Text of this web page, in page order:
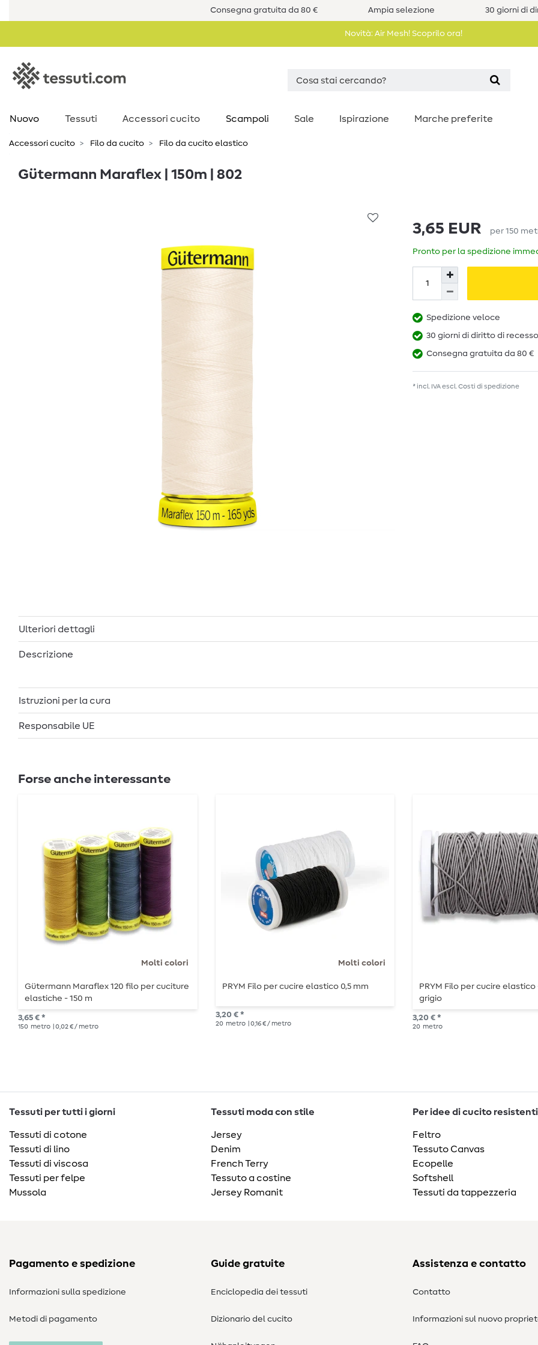
Consegna gratuita da 80 € Ampia selezione 30 giorni di
Novità: Air Mesh! Scoprilo ora!
Nuovo Tessuti Accessori cucito Scampoli Sale Ispirazione Marche preferite
Accessori cucito Filo da cucito Filo da cucito elastico
Gütermann Maraflex | 150m | 802
3,65 EUR per 150
Pronto per la spedizione
Spedizione veloce
30 giorni di diritto di recesso
Consegna gratuita da 80 €
* incl. IVA escl. Costi di spedizione
Ulteriori dettagli
Descrizione
Istruzioni per la cura
Responsabile UE
Forse anche interessante
Molti colori
Gütermann Maraflex 120 filo per cuciture
elastiche - 150 m
3,65 € *
150 metro | 0,02 € / metro
Molti colori
PRYM Filo per cucire elastico 0,5 mm
3,20 € *
20 metro | 0,16 € / metro
PRYM Filo per cucire elastico
grigio
3,20 € *
20 metro
Tessuti per tutti i giorni
Tessuti di cotone
Tessuti di lino
Tessuti di viscosa
Tessuti per felpe
Mussola
Tessuti moda con stile
Jersey
Denim
French Terry
Tessuto a costine
Jersey Romanit
Per idee di cucito resistenti
Feltro
Tessuto Canvas
Ecopelle
Softshell
Tessuti da tappezzeria
Pagamento e spedizione
Informazioni sulla spedizione
Metodi di pagamento
Guide gratuite
Enciclopedia dei tessuti
Dizionario del cucito
Assistenza e contatto
Contatto
Informazioni sul nuovo